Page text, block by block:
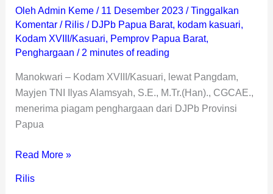
Oleh Admin Keme / 11 Desember 2023 /Tinggalkan
Komentar / Rilis/ DJPb Papua Barat, kodam kasuari,
Kodam XVIII/Kasuari, Pemprov Papua Barat,
Penghargaan /2 minutes of reading
Manokwari – Kodam XVIII/Kasuari, lewat Pangdam,
Mayjen TNI Ilyas Alamsyah, S.E., M.Tr.(Han)., CGCAE.,
menerima piagam penghargaan dari DJPb Provinsi
Papua
Read More »
Rilis